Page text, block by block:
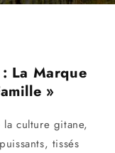
La Marque
»
culture gitane,
tissés